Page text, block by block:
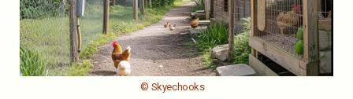
© Skyechooks